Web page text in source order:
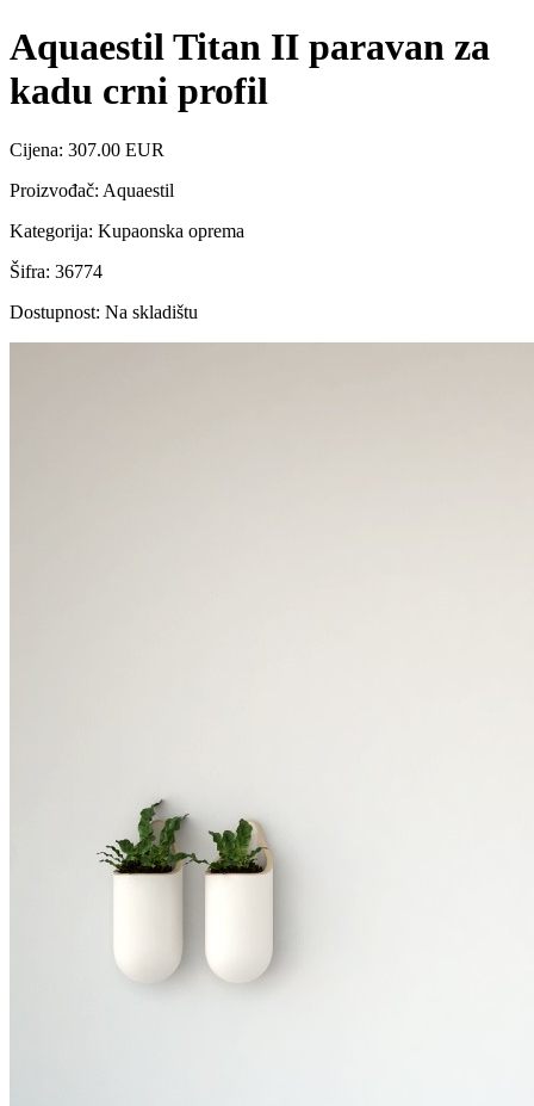
Aquaestil Titan II paravan za
kadu crni profil
Cijena: 307.00 EUR
Proizvođač: Aquaestil
Kategorija: Kupaonska oprema
Šifra: 36774
Dostupnost: Na skladištu